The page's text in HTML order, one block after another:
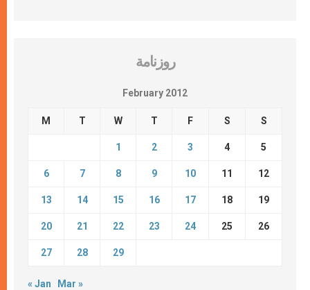
روزنامة
February 2012
M T W T F S S
1 2 3 4 5
6 7 8 9 10 11 12
13 14 15 16 17 18 19
20 21 22 23 24 25 26
27 28 29
« Jan Mar »